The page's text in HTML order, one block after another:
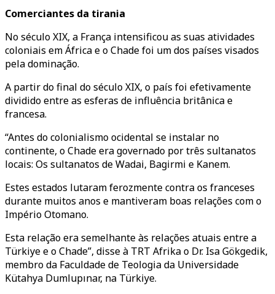
Comerciantes da tirania
No século XIX, a França intensificou as suas atividades
coloniais em África e o Chade foi um dos países visados
pela dominação.
A partir do final do século XIX, o país foi efetivamente
dividido entre as esferas de influência britânica e
francesa.
“Antes do colonialismo ocidental se instalar no
continente, o Chade era governado por três sultanatos
locais: Os sultanatos de Wadai, Bagirmi e Kanem.
Estes estados lutaram ferozmente contra os franceses
durante muitos anos e mantiveram boas relações com o
Império Otomano.
Esta relação era semelhante às relações atuais entre a
Türkiye e o Chade”, disse à TRT Afrika o Dr. Isa Gökgedik,
membro da Faculdade de Teologia da Universidade
Kütahya Dumlupınar, na Türkiye.